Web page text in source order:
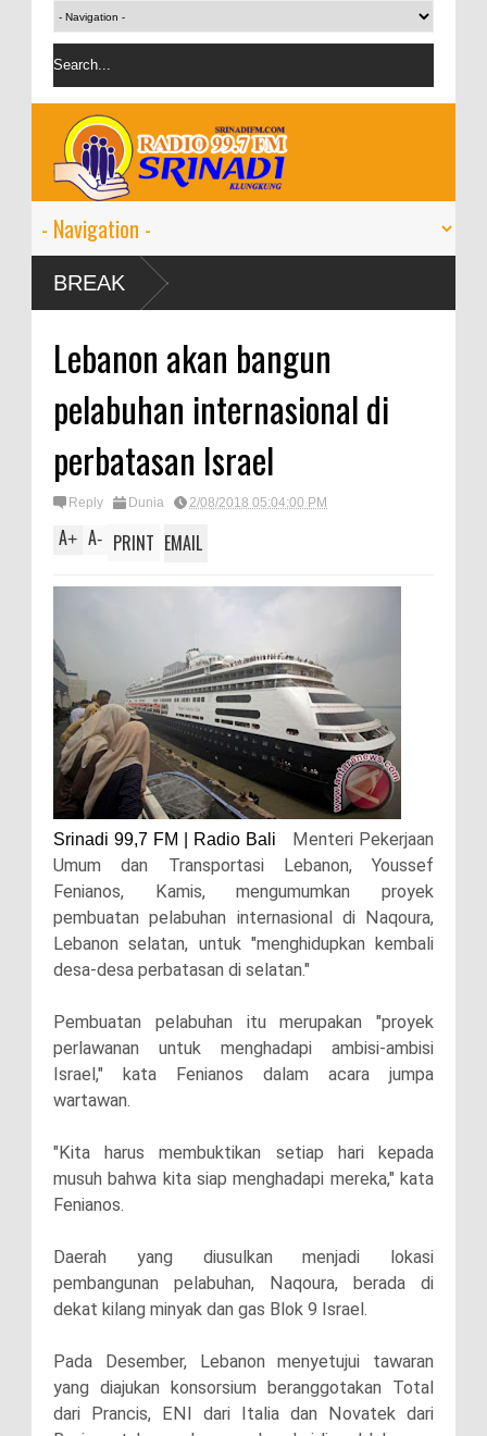
BREAK
tumbuh 9-11
Lebanon akan bangun
pelabuhan internasional di
perbatasan Israel
Reply Dunia 2/08/2018 05:04:00 PM
A+ A- PRINT EMAIL
Srinadi 99,7 FM | Radio Bali Menteri Pekerjaan
Umum dan Transportasi Lebanon, Youssef
Fenianos, Kamis, mengumumkan proyek
pembuatan pelabuhan internasional di Naqoura,
Lebanon selatan, untuk "menghidupkan kembali
desa-desa perbatasan di selatan."
Pembuatan pelabuhan itu merupakan "proyek
perlawanan untuk menghadapi ambisi-ambisi
Israel," kata Fenianos dalam acara jumpa
wartawan.
"Kita harus membuktikan setiap hari kepada
musuh bahwa kita siap menghadapi mereka," kata
Fenianos.
Daerah yang diusulkan menjadi lokasi
pembangunan pelabuhan, Naqoura, berada di
dekat kilang minyak dan gas Blok 9 Israel.
Pada Desember, Lebanon menyetujui tawaran
yang diajukan konsorsium beranggotakan Total
dari Prancis, ENI dari Italia dan Novatek dari